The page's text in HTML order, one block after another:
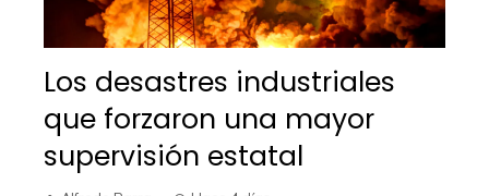
Los desastres industriales
que forzaron una mayor
supervisión estatal